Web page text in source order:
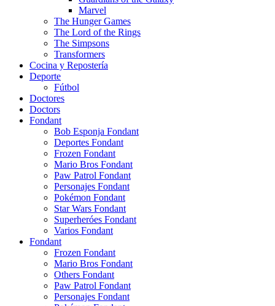
Marvel
The Hunger Games
The Lord of the Rings
The Simpsons
Transformers
Cocina y Repostería
Deporte
Fútbol
Doctores
Doctors
Fondant
Bob Esponja Fondant
Deportes Fondant
Frozen Fondant
Mario Bros Fondant
Paw Patrol Fondant
Personajes Fondant
Pokémon Fondant
Star Wars Fondant
Superheróes Fondant
Varios Fondant
Fondant
Frozen Fondant
Mario Bros Fondant
Others Fondant
Paw Patrol Fondant
Personajes Fondant